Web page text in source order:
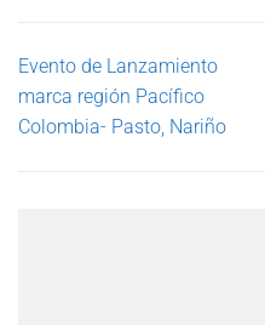
Evento de Lanzamiento
marca región Pacífico
Colombia- Pasto, Nariño